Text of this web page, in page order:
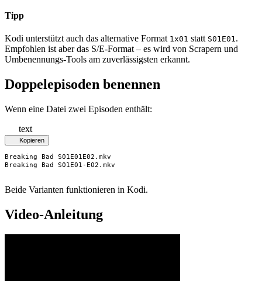
Tipp
Kodi unterstützt auch das alternative Format 1x01 statt S01E01.
Empfohlen ist aber das S/E-Format – es wird von Scrapern und
Umbenennungs-Tools am zuverlässigsten erkannt.
Doppelepisoden benennen
Wenn eine Datei zwei Episoden enthält:
text
Kopieren
Breaking Bad S01E01E02.mkv
Breaking Bad S01E01-E02.mkv
Beide Varianten funktionieren in Kodi.
Video-Anleitung